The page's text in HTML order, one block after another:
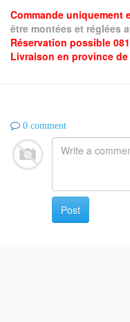
Commande uniquement
être montées et réglées
Réservation possible
Livraison en province de
0 comment
Post